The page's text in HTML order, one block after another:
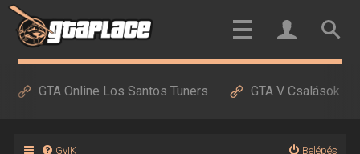
GTA Online Los Santos Tuners GTA V Csalások
GyIK Belépés